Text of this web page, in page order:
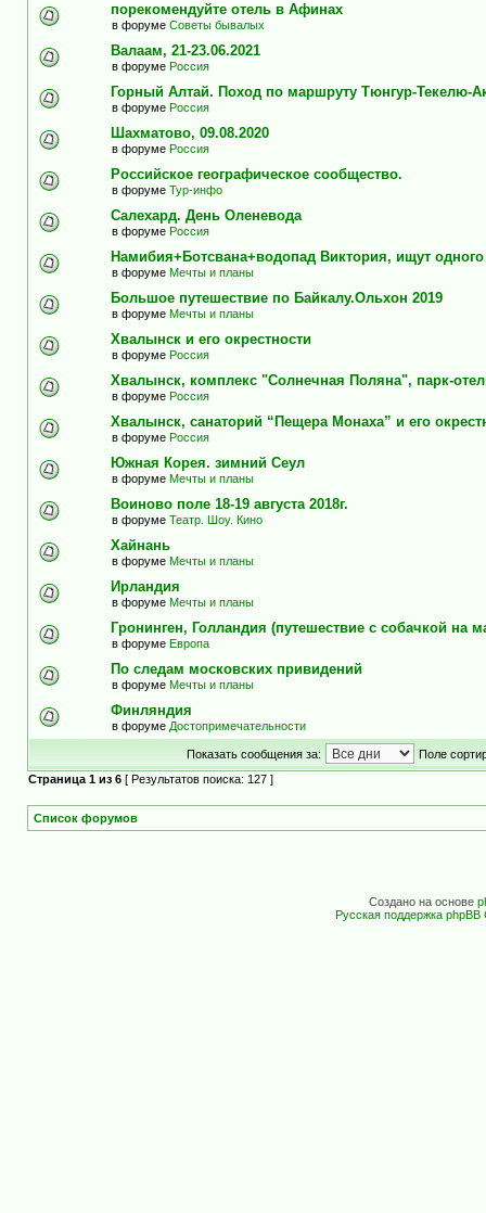
порекомендуйте отель в Афинах
в форуме Советы бывалых
Валаам, 21-23.06.2021
в форуме Россия
Горный Алтай. Поход по маршруту Тюнгур-Текелю-
в форуме Россия
Шахматово, 09.08.2020
в форуме Россия
Российское географическое сообщество.
в форуме Тур-инфо
Салехард. День Оленевода
в форуме Россия
Намибия+Ботсвана+водопад Виктория, ищут
в форуме Мечты и планы
Большое путешествие по Байкалу.Ольхон 2019
в форуме Мечты и планы
Хвалынск и его окрестности
в форуме Россия
Хвалынск, комплекс "Солнечная Поляна", парк-
в форуме Россия
Хвалынск, санаторий “Пещера Монаха” и его
в форуме Россия
Южная Корея. зимний Сеул
в форуме Мечты и планы
Воиново поле 18-19 августа 2018г.
в форуме Театр. Шоу. Кино
Хайнань
в форуме Мечты и планы
Ирландия
в форуме Мечты и планы
Гронинген, Голландия (путешествие с собачкой на
в форуме Европа
По следам московских привидений
в форуме Мечты и планы
Финляндия
в форуме Достопримечательности
Показать сообщения за:
Поле
Страница 1 из 6 [ Результатов поиска: 127 ]
Список форумов
Создано на основе
Русская поддержка phpBB